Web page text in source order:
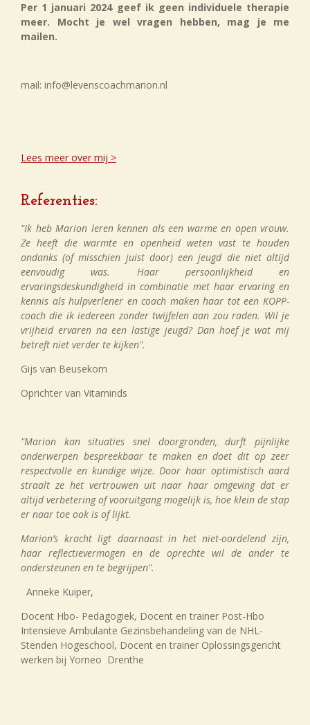
Per 1 januari 2024 geef ik geen individuele therapie
meer. Mocht je wel vragen hebben, mag je me
mailen.
mail: info@levenscoachmarion.nl
Lees meer over mij >
Referenties:
"Ik heb Marion leren kennen als een warme en open vrouw.
Ze heeft die warmte en openheid weten vast te houden
ondanks (of misschien juist door) een jeugd die niet altijd
eenvoudig was. Haar persoonlijkheid en
ervaringsdeskundigheid in combinatie met haar ervaring en
kennis als hulpverlener en coach maken haar tot een KOPP-
coach die ik iedereen zonder twijfelen aan zou raden. Wil je
vrijheid ervaren na een lastige jeugd? Dan hoef je wat mij
betreft niet verder te kijken".
Gijs van Beusekom
Oprichter van Vitaminds
"Marion kan situaties snel doorgronden, durft pijnlijke
onderwerpen bespreekbaar te maken en doet dit op zeer
respectvolle en kundige wijze. Door haar optimistisch aard
straalt ze het vertrouwen uit naar haar omgeving dat er
altijd verbetering of vooruitgang mogelijk is, hoe klein de stap
er naar toe ook is of lijkt.
Marion’s kracht ligt daarnaast in het niet-oordelend zijn,
haar reflectievermogen en de oprechte wil de ander te
ondersteunen en te begrijpen".
Anneke Kuiper,
Docent Hbo- Pedagogiek, Docent en trainer Post-Hbo
Intensieve Ambulante Gezinsbehandeling van de NHL-
Stenden Hogeschool, Docent en trainer Oplossingsgericht
werken bij Yorneo Drenthe